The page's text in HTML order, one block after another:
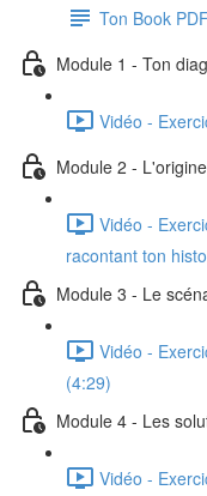
Ton Book
Module 1 - Ton
Vidéo -
Module 2 -
Vidéo -
racontant ton
Module 3 - Le
Vidéo -
(4:29)
Module 4 - Les
Vidéo -